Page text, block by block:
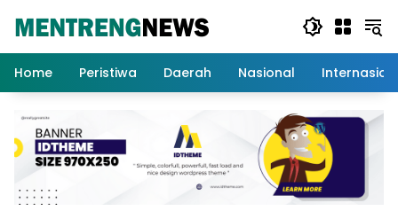
Home
Peristiwa Daerah Nasional